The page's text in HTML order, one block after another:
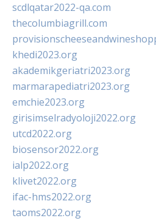
scdlqatar2022-qa.com
thecolumbiagrill.com
khedi2023.org
akademikgeriatri2023.org
marmarapediatri2023.org
emchie2023.org
girisimselradyoloji2022.org
utcd2022.org
biosensor2022.org
ialp2022.org
klivet2022.org
ifac-hms2022.org
taoms2022.org